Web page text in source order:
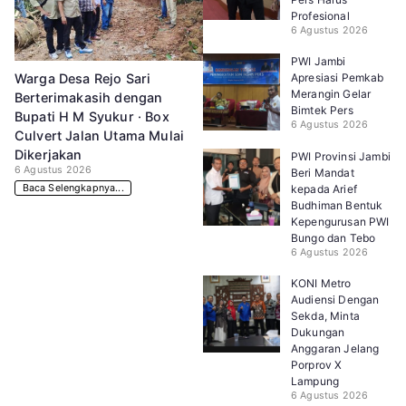
Warga Desa Rejo Sari
Berterimakasih dengan
Bupati H M Syukur · Box
Culvert Jalan Utama Mulai
Dikerjakan
6 Agustus 2026
Baca Selengkapnya...
Profesional
6 Agustus 2026
PWI Jambi
Apresiasi Pemkab
Merangin Gelar
Bimtek Pers
6 Agustus 2026
PWI Provinsi Jambi
Beri Mandat
kepada Arief
Budhiman Bentuk
Kepengurusan PWI
Bungo dan Tebo
6 Agustus 2026
KONI Metro
Audiensi Dengan
Sekda, Minta
Dukungan
Anggaran Jelang
Porprov X
Lampung
6 Agustus 2026